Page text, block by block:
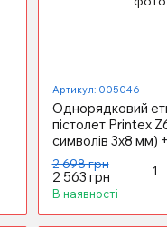
Артикул: 005046
Однорядковий
пістолет Printex
символів 3х8 мм)
тис. етикеток и
2 698 грн
2 563 грн
В наявності